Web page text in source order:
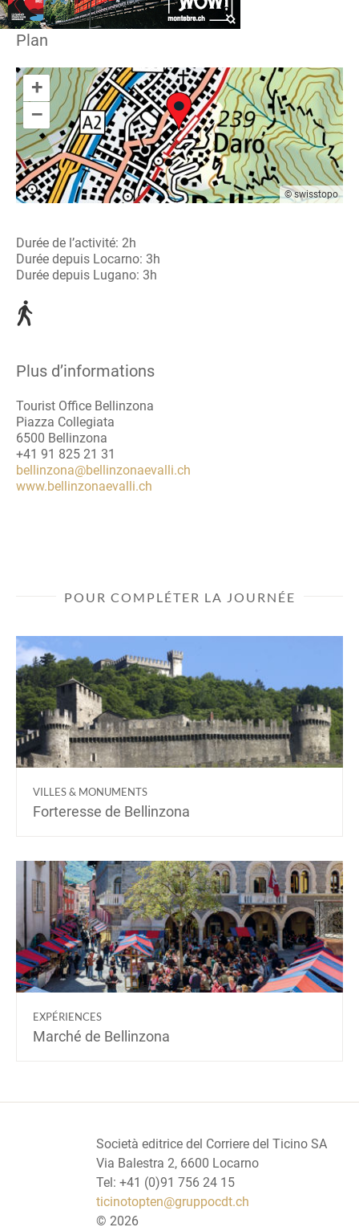
Plan
+
–
© swisstopo
Durée de l’activité: 2h
Durée depuis Locarno: 3h
Durée depuis Lugano: 3h
Plus d’informations
Tourist Office Bellinzona
Piazza Collegiata
6500 Bellinzona
+41 91 825 21 31
bellinzona@bellinzonaevalli.ch
www.bellinzonaevalli.ch
POUR COMPLÉTER LA JOURNÉE
VILLES & MONUMENTS
Forteresse de Bellinzona
EXPÉRIENCES
Marché de Bellinzona
Società editrice del Corriere del Ticino SA
Via Balestra 2, 6600 Locarno
Tel: +41 (0)91 756 24 15
ticinotopten@gruppocdt.ch
© 2026